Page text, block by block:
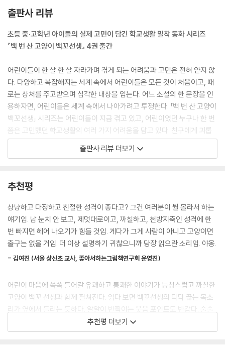
들었다. 꼬북영감과 한편이 되면 독불장군 같은 백꼬선생 마음대로는 되지
는 않을 것 같았다.“
--- p.28
“근데 무슨 공부를 그렇게까지 함? 꼬북영감님 말마따나 초등학생이면 잘
놀고 잘 먹고 그럼 되지 않음?”
“백꼬선생, 조선시대에서 왔어? 현실을 몰라도 너무 모른다.”
“조선시대 살아 본 적은 있음.”
“말을 말자, 말을 말아.”
--- p.54
“걱정하지 말고 일단 푹 자 두는 게 좋음. 내가 노력해 볼 생각임. 근데 너무
믿지는 말길 바람. 기대가 크면 실망도 큼.”
백꼬선생은 까칠하지 않은 목소리로 소곤댔다. 그러고는 잠든 예나를 지그
마자 잠이 쏟아졌다.
--- p.61
그날 밤, 백꼬선생과 꼬북영감은 예나가 자고 있을 때 또 한 번 작전 회의를
했다. 도저히 백꼬선생 혼자 힘으로 감당할 수 없었다. 오랜 논의 끝에 백꼬
생 그림책방이 있는 산 위로 올라갔다. 그리고 산 정상에서 희미한 별빛을
모으기 시작했다. 이내 꼬북영감 몸에 열이 오르고 땀이 나기 시작했다. 얼
마 뒤, 하늘에서 별빛이 내려와 꼬북영감의 몸으로 흡수되었다. 꼬북영감
의 등껍질이 서서히 보랏빛으로 빛났다.
--- p.80
출판사 리뷰
초등 중·고학년 아이들의 실제 고민이 담긴 학교생활 밀착 동화 시리즈
『백 번 산 고양이 백꼬선생』 4권 출간
어린이들이 한 살 한 살 자라가며 겪게 되는 어려움과 고민은 전혀 얕지 않
다. 다양하고 복잡해지는 세계 속에서 어린이들은 모든 것이 처음이고, 때
로는 상처를 주고받으며 심각한 내상을 입는다. 어느 소설의 한 문장을 인
용하자면, 어린이들은 세계 속에서 나아가려고 투쟁한다. 「백 번 산 고양이
백꼬선생」 시리즈는 어린이들이 지금 겪고 있고, 어린이였던 누구나 한 번
쯤은 고민했던 학교생활의 여러 가지 어려움을 담고 있다. 친구에게 괴롭
힘을 당하는 호제의 고민, 자신이 한 거짓말로 곤경에 빠진 은지의 고민, 시
간을 되돌려 잘못한 일들을 만회하고자 하는 태주의 고민, 공부에 관한 압
이러한 어린이들의 세계를 가까이에서 포착하고 다정하게 바라보는 정연
철 작가는 백꼬선생의 첫 번째 친구다. 작가는 까칠하지만 알고 보면 마음
따뜻한 백꼬선생을 통해 어린이 친구들의 삶에 위로를 건네고, 어린이들이
맞닥뜨리게 되는 고민을 스스로 해결하는 데 도움을 주고자 한다. 책장을
음의 근육이 더 단단해질 수 있기를 바라는 작가의 마음을 엿볼 수 있다. 여
억을 덧입혀 준 오승민 작가의 아름다운 그림이 더해져 우리는 마치 꿈을
꾸듯 환상적이고, 눈앞에 보이는 듯 생생한 「백 번 산 고양이 백꼬선생」 네
번째 이야기를 만날 수 있게 되었다.
무엇을 상상하든지 그 이상! 매직 캣츠 월드의
출판사 리뷰 더보기
추천평
상냥하고 다정하고 친절한 성격이 좋다고? 그건 여러분이 뭘 몰라서 하는
얘기임. 남 눈치 안 보고, 제멋대로이고, 까칠하고, 천방지축인 성격에 한
번 빠지면 헤어 나오기가 힘들 것임. 게다가 그게 사람이 아니고 고양이면
출구는 없을 거임. 더 이상 설명하기 귀찮으니까 당장 읽으란 소리임. 야옹.
- 김여진 (서울 상신초 교사, 좋아서하는그림책연구회 운영진)
어린이 마음에 쏙쏙 들어갈 유쾌하고 통쾌한 이야기가 능청스럽고 까칠한
고양이 백꼬 선생과 함께 펼쳐진다. 읽다 보면 백꼬선생의 탁탁 끊는 목소
리가 옆에서 들리는 듯하다. 알알이 반짝이는 웃음 포인트도 반갑다. 술술
읽히는 재미 만점 판타지 동화책!추천평 더보기